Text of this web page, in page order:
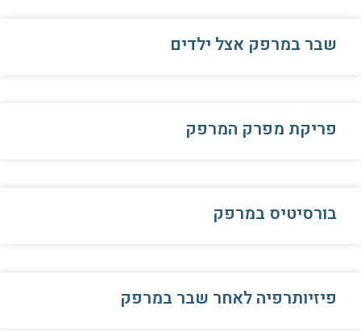
שבר במרפק אצל ילדים
פריקת מפרק המרפק
בורסיטיס במרפק
פיזיותרפיה לאחר שבר במרפק